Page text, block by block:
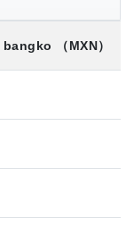
bangko （MXN）